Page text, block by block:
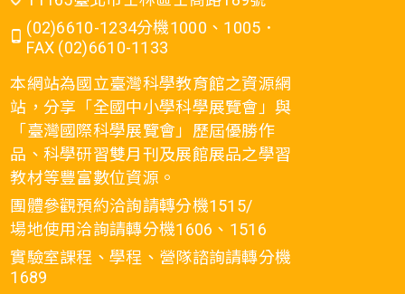
(02)6610-1234分機1000、1005．
FAX (02)6610-1133
本網站為國立臺灣科學教育館之資源網
站，分享「全國中小學科學展覽會」與
「臺灣國際科學展覽會」歷屆優勝作
品、科學研習雙月刊及展館展品之學習
教材等豐富數位資源。
團體參觀預約洽詢請轉分機1515/
場地使用洽詢請轉分機1606、1516
實驗室課程、學程、營隊諮詢請轉分機
1689